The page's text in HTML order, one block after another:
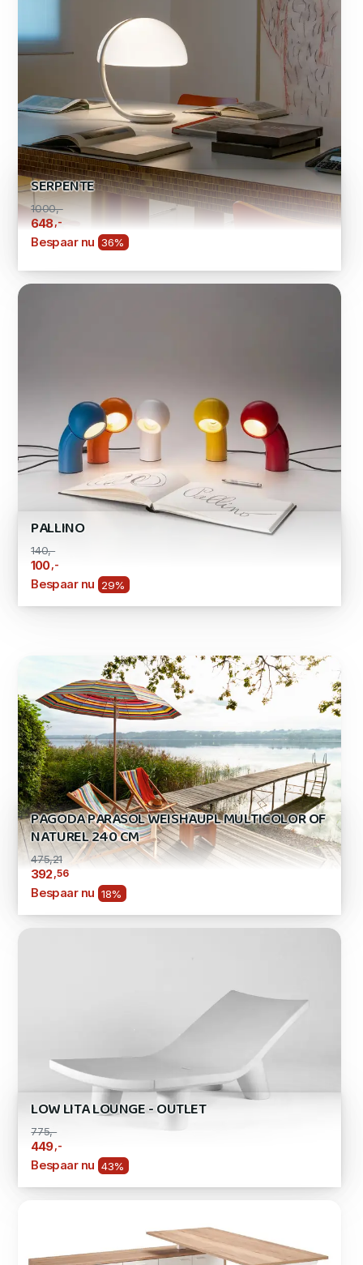
SERPENTE
1000,-
648,-
Bespaar nu 36%
PALLINO
140,-
100,-
Bespaar nu 29%
PAGODA PARASOL WEISHAUPL MULTICOLOR OF
NATUREL 240 CM
475,21
392,56
Bespaar nu 18%
LOW LITA LOUNGE - OUTLET
775,-
449,-
Bespaar nu 43%